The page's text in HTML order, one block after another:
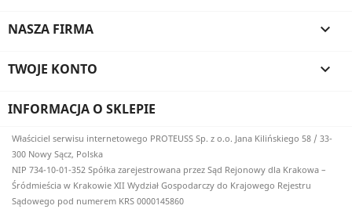
NASZA FIRMA 
TWOJE KONTO 
INFORMACJA O SKLEPIE
Właściciel serwisu internetowego PROTEUSS Sp. z o.o. Jana Kilińskiego 58 / 33-
300 Nowy Sącz, Polska
NIP 734-10-01-352 Spółka zarejestrowana przez Sąd Rejonowy dla Krakowa –
Śródmieścia w Krakowie XII Wydział Gospodarczy do Krajowego Rejestru
Sądowego pod numerem KRS 0000145860